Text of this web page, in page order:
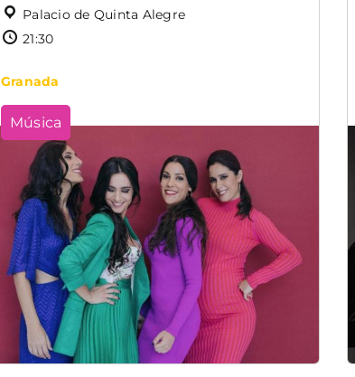
Palacio de Quinta Alegre
21:30
Granada
Música